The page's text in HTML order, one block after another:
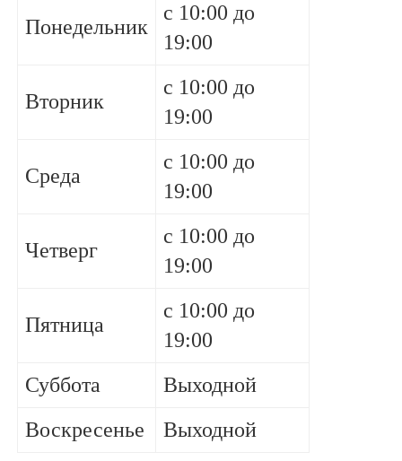
Понедельник
с 10:00 до
19:00
Вторник
с 10:00 до
19:00
Среда
с 10:00 до
19:00
Четверг
с 10:00 до
19:00
Пятница
с 10:00 до
19:00
Суббота
Выходной
Воскресенье
Выходной